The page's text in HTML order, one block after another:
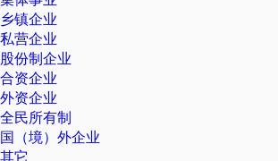
乡镇企业
私营企业
股份制企业
合资企业
外资企业
全民所有制
国（境）外企业
其它